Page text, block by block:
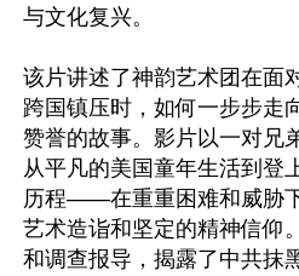
与文化复兴。
该片讲述了神韵艺术团在面
跨国镇压时，如何一步步走
赞誉的故事。影片以一对兄
从平凡的美国童年生活到登
历程——在重重困难和威胁
艺术造诣和坚定的精神信仰
和调查报导，揭露了中共抹